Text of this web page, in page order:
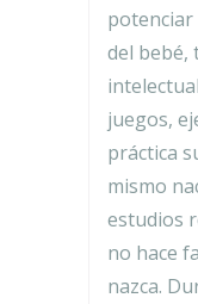
potenciar
del bebé,
juegos,
práctica
mismo
estudios
no hace
nazca.